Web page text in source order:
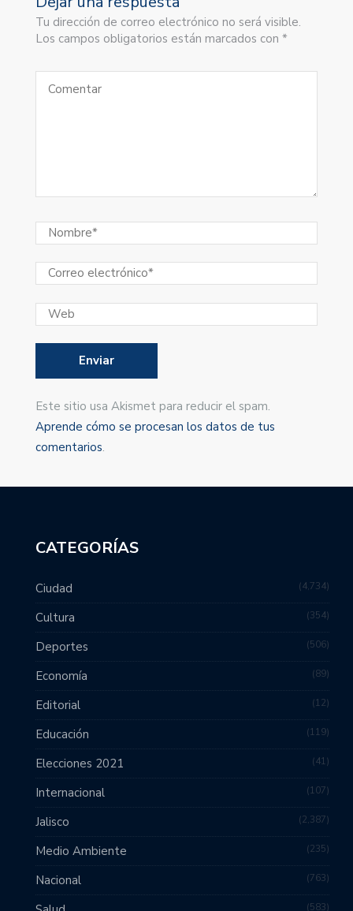
Tu dirección de correo electrónico no será visible.
Los campos obligatorios están marcados con *
Este sitio usa Akismet para reducir el spam.
Aprende cómo se procesan los datos de tus
comentarios.
CATEGORÍAS
Ciudad 4,734
Cultura 354
Deportes 506
Economía 89
Editorial 12
Educación 119
Elecciones 2021 41
Internacional 107
Jalisco 2,387
Medio Ambiente 235
Nacional 763
583